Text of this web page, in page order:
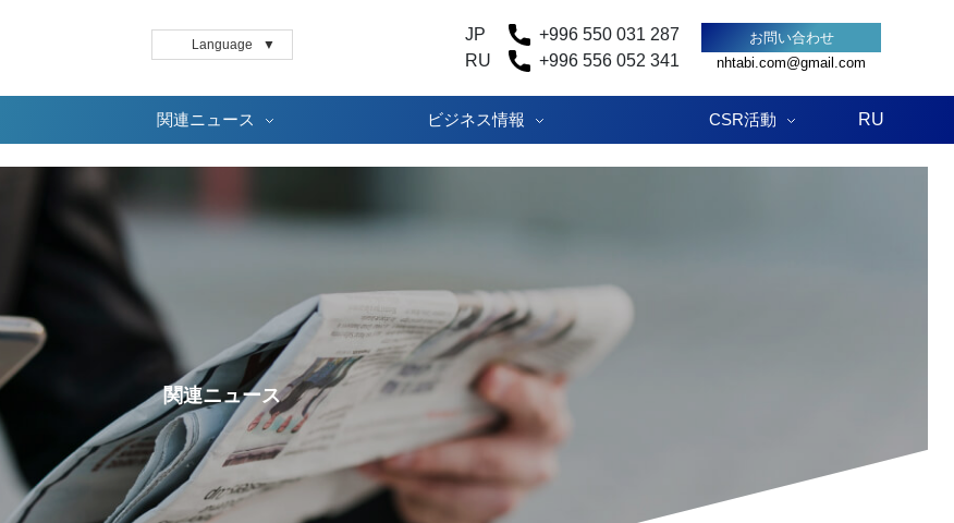
Language ▼
JP
+996 550 031 287
RU
+996 556 052 341
お問い合わせ
nhtabi.com@gmail.com
関連ニュース ビジネス情報 CSR活動 RU
関連ニュース